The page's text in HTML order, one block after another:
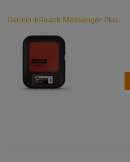
Garmin inReach Messenger Plus